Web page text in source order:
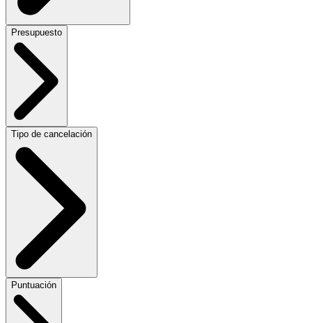
Presupuesto
Tipo de cancelación
Puntuación